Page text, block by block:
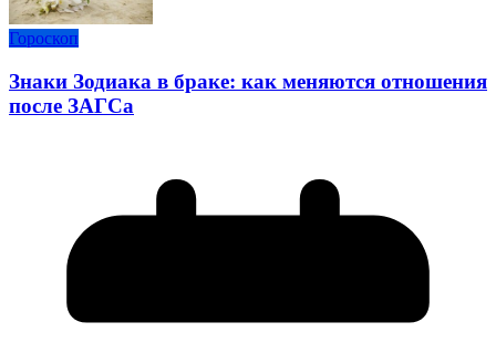
Гороскоп
Знаки Зодиака в браке: как меняются отношения
после ЗАГСа